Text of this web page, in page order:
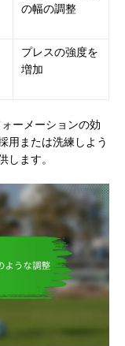
の幅の調整
プレスの強度を
増加
ーメーションの効
用または洗練しよう
ます。